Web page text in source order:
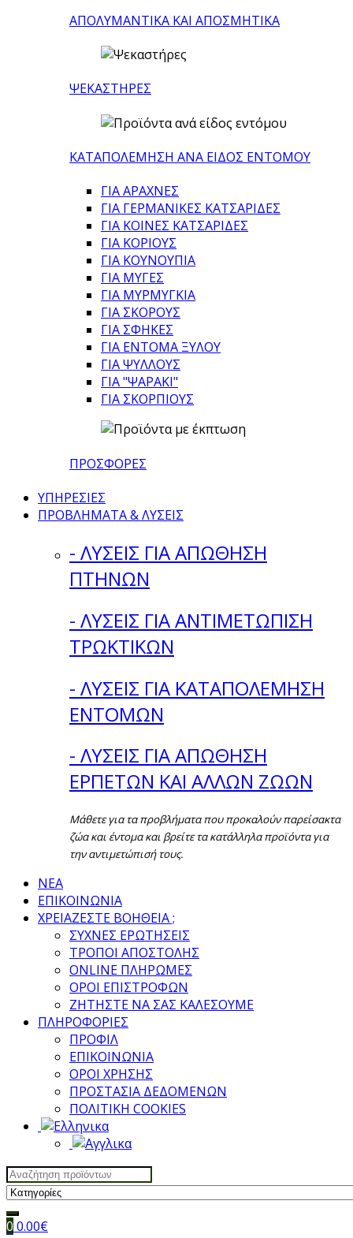
ΑΠΟΛΥΜΑΝΤΙΚΑ ΚΑΙ ΑΠΟΣΜΗΤΙΚΑ
ΨΕΚΑΣΤΗΡΕΣ
ΚΑΤΑΠΟΛΕΜΗΣΗ ΑΝΑ ΕΙΔΟΣ ΕΝΤΟΜΟΥ
ΓΙΑ ΑΡΑΧΝΕΣ
ΓΙΑ ΓΕΡΜΑΝΙΚΕΣ ΚΑΤΣΑΡΙΔΕΣ
ΓΙΑ ΚΟΙΝΕΣ ΚΑΤΣΑΡΙΔΕΣ
ΓΙΑ ΚΟΡΙΟΥΣ
ΓΙΑ ΚΟΥΝΟΥΠΙΑ
ΓΙΑ ΜΥΓΕΣ
ΓΙΑ ΜΥΡΜΥΓΚΙΑ
ΓΙΑ ΣΚΟΡΟΥΣ
ΓΙΑ ΣΦΗΚΕΣ
ΓΙΑ ΕΝΤΟΜΑ ΞΥΛΟΥ
ΓΙΑ ΨΥΛΛΟΥΣ
ΓΙΑ "ΨΑΡΑΚΙ"
ΓΙΑ ΣΚΟΡΠΙΟΥΣ
ΠΡΟΣΦΟΡΕΣ
ΥΠΗΡΕΣΙΕΣ
ΠΡΟΒΛΗΜΑΤΑ & ΛΥΣΕΙΣ
- ΛΥΣΕΙΣ ΓΙΑ ΑΠΩΘΗΣΗ
ΠΤΗΝΩΝ
- ΛΥΣΕΙΣ ΓΙΑ ΑΝΤΙΜΕΤΩΠΙΣΗ
ΤΡΩΚΤΙΚΩΝ
- ΛΥΣΕΙΣ ΓΙΑ ΚΑΤΑΠΟΛΕΜΗΣΗ
ΕΝΤΟΜΩΝ
- ΛΥΣΕΙΣ ΓΙΑ ΑΠΩΘΗΣΗ
ΕΡΠΕΤΩΝ ΚΑΙ ΑΛΛΩΝ ΖΩΩΝ
Μάθετε για τα προβλήματα που προκαλούν παρείσακτα
ζώα και έντομα και βρείτε τα κατάλληλα προϊόντα για
την αντιμετώπισή τους.
ΝΕΑ
ΕΠΙΚΟΙΝΩΝΙΑ
ΧΡΕΙΑΖΕΣΤΕ ΒΟΗΘΕΙΑ ;
ΣΥΧΝΕΣ ΕΡΩΤΗΣΕΙΣ
ΤΡΟΠΟΙ ΑΠΟΣΤΟΛΗΣ
ONLINE ΠΛΗΡΩΜΕΣ
ΟΡΟΙ ΕΠΙΣΤΡΟΦΩΝ
ΖΗΤΗΣΤΕ ΝΑ ΣΑΣ ΚΑΛΕΣΟΥΜΕ
ΠΛΗΡΟΦΟΡΙΕΣ
ΠΡΟΦΙΛ
ΕΠΙΚΟΙΝΩΝΙΑ
ΟΡΟΙ ΧΡΗΣΗΣ
ΠΡΟΣΤΑΣΙΑ ΔΕΔΟΜΕΝΩΝ
ΠΟΛΙΤΙΚΗ COOKIES
Search
for:
0 0.00€